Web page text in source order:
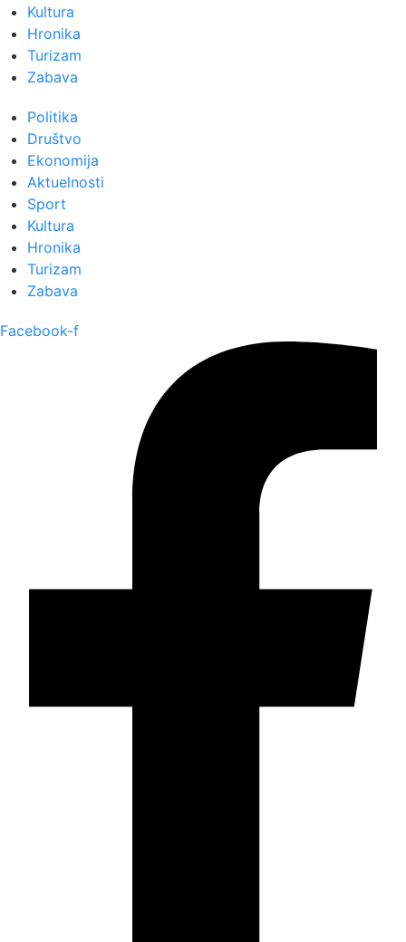
Kultura
Hronika
Turizam
Zabava
Politika
Društvo
Ekonomija
Aktuelnosti
Sport
Kultura
Hronika
Turizam
Zabava
Facebook-f